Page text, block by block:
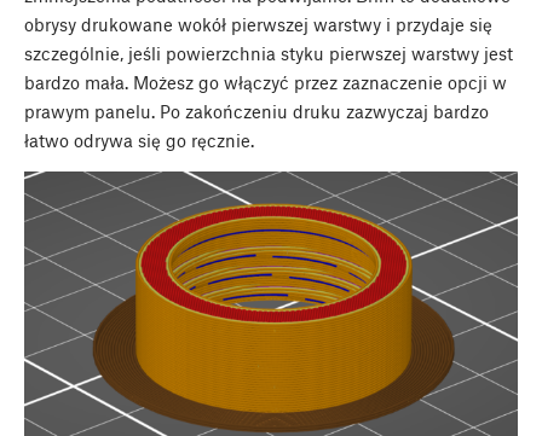
obrysy drukowane wokół pierwszej warstwy i przydaje się
szczególnie, jeśli powierzchnia styku pierwszej warstwy jest
bardzo mała. Możesz go włączyć przez zaznaczenie opcji w
prawym panelu. Po zakończeniu druku zazwyczaj bardzo
łatwo odrywa się go ręcznie.